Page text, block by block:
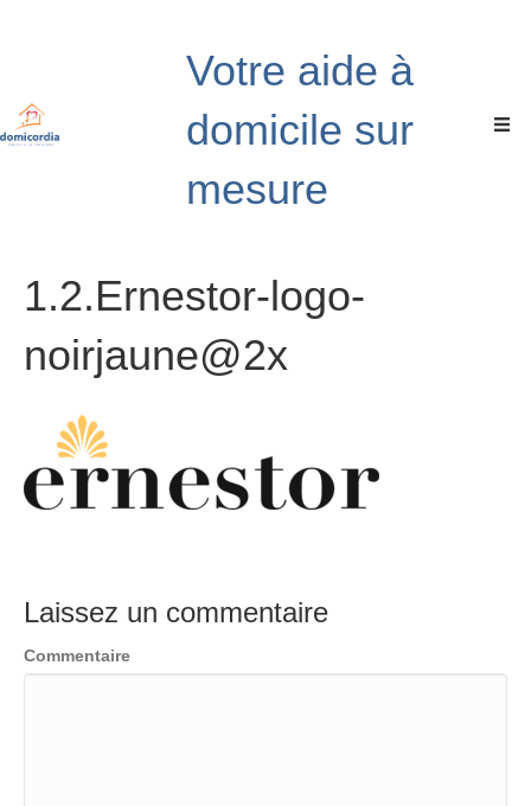
Votre aide à
domicile sur
mesure
1.2.Ernestor-logo-
noirjaune@2x
Laissez un commentaire
Commentaire